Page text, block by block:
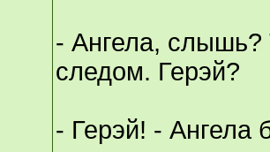
- Ангела, слышь?
следом. Герэй?
- Герэй! - Ангела